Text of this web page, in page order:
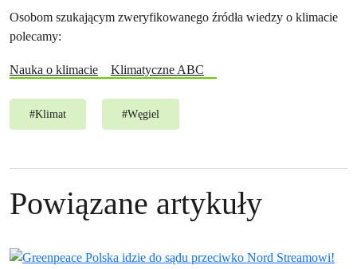
Osobom szukającym zweryfikowanego źródła wiedzy o klimacie
polecamy:
Nauka o klimacie Klimatyczne ABC
#Klimat #Węgiel
Powiązane artykuły